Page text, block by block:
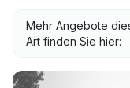
Mehr Angebote
Art finden Sie hier: